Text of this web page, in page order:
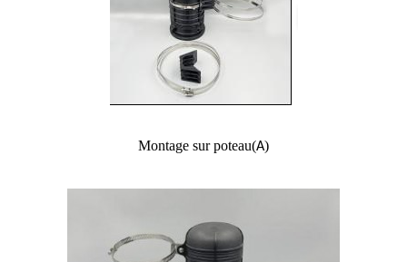
Montage sur poteau(A)